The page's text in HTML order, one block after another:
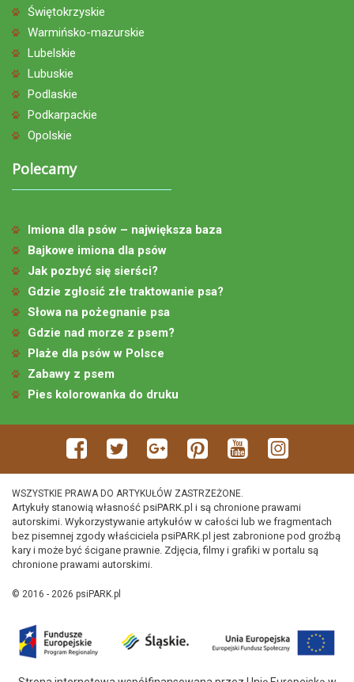
Świętokrzyskie
Warmińsko-mazurskie
Lubelskie
Lubuskie
Podlaskie
Podkarpackie
Opolskie
Polecamy
Imiona dla psów – największa baza
Bajkowe imiona dla psów
Jak pozbyć się sierści?
Gdzie zgłosić złe traktowanie psa?
Słowa na pożegnanie psa
Gdzie nad morze z psem?
Plaże dla psów w Polsce
Zabawy z psem
Pies kolorowanka do druku
WSZYSTKIE PRAWA DO ARTYKUŁÓW ZASTRZEŻONE.
Artykuły stanowią własność psiPARK.pl i są chronione prawami
autorskimi. Wykorzystywanie artykułów w całości lub we fragmentach
bez pisemnej zgody właściciela psiPARK.pl jest zabronione pod groźbą
kary i może być ścigane prawnie. Zdjęcia, filmy i grafiki w portalu są
chronione prawami autorskimi.
© 2016 - 2026 psiPARK.pl